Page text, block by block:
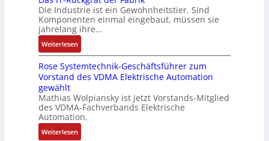
t
w
i
c
k
l
u
n
g
e
i
t
s
k
r
ä
f
t
e
d
i
e
r
t
M
a
s
c
h
i
n
e
n
-
o
s
e
M
u
l
t
t
u
r
n
b
e
s
s
e
r
t
L
a
s
e
Die Industrie ist ein Gewohnheitstier. Sind
Komponenten einmal eingebaut, müssen sie
jahrelang ihre…
Weiterlesen:
D
a
s
T
-
R
ü
Rose Systemtechnik-Geschäftsführer zum
Vorstand des VDMA Elektrische Automation
gewählt
Mathias Wolpiansky ist jetzt Vorstands-Mitglied
des VDMA-Fachverbands Elektrische
Automation.
Weiterlesen: